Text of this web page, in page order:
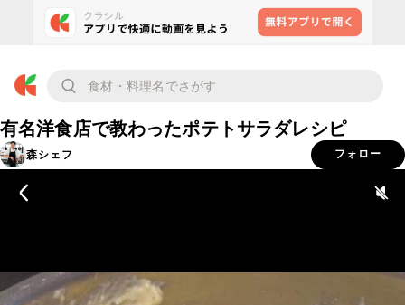
有名洋食店で教わったポテトサラダレシピ
森シェフ フォロー